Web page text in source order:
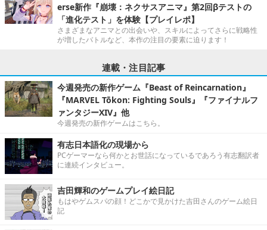
erse新作『崩壊：ネクサスアニマ』第2回βテストの
「進化テスト」を体験【プレイレポ】
さまざまなアニマとの出会いや、スキルによってさらに戦略性
が増したバトルなど、本作の注目の要素に迫ります！
連載・注目記事
今週発売の新作ゲーム『Beast of Reincarnation』
『MARVEL Tōkon: Fighting Souls』『ファイナルフ
ァンタジーXIV』他
今週発売の新作ゲームはこちら。
有志日本語化の現場から
PCゲーマーなら何かとお世話になっているであろう有志翻訳者
に連続インタビュー。
吉田輝和のゲームプレイ絵日記
もはやゲムスパの顔！どこかで見かけた吉田さんのゲーム絵日
記